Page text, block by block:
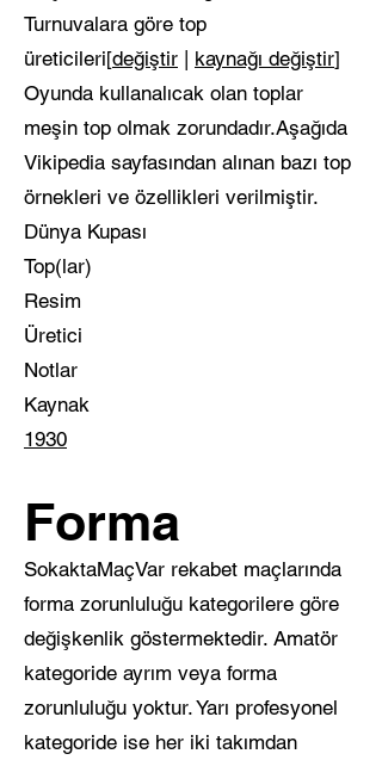
Turnuvalara göre top
üreticileri[değiştir kaynağı değiştir]
Oyunda kullanalıcak olan toplar
meşin top olmak zorundadır.Aşağıda
Vikipedia sayfasından alınan bazı top
örnekleri ve özellikleri verilmiştir.
Dünya Kupası
Top(lar)
Resim
Üretici
Notlar
Kaynak
1930
Forma
SokaktaMaçVar rekabet maçlarında
forma zorunluluğu kategorilere göre
değişkenlik göstermektedir. Amatör
kategoride ayrım veya forma
zorunluluğu yoktur. Yarı profesyonel
kategoride ise her iki takımdan